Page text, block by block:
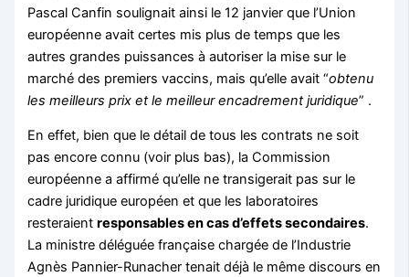
Pascal Canfin soulignait ainsi le 12 janvier que l’Union
européenne avait certes mis plus de temps que les
autres grandes puissances à autoriser la mise sur le
marché des premiers vaccins, mais qu’elle avait “obtenu
les meilleurs prix et le meilleur encadrement juridique” .
En effet, bien que le détail de tous les contrats ne soit
pas encore connu (voir plus bas), la Commission
européenne a affirmé qu’elle ne transigerait pas sur le
cadre juridique européen et que les laboratoires
resteraientresponsables en cas d’effets secondaires.
La ministre déléguée française chargée de l’Industrie
Agnès Pannier-Runacher tenait déjà le même discours en